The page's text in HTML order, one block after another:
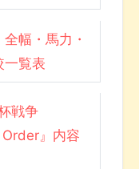
幅・馬力・
一覧表
戦争
』内容